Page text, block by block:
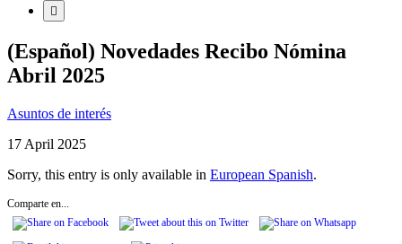
(Español) Novedades Recibo Nómina
Abril 2025
Asuntos de interés
17 April 2025
Sorry, this entry is only available in European Spanish.
Comparte en...